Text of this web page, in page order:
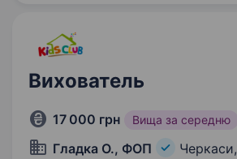
Вихователь
17 000 грн Вища за середню
Гладка О., ФОП
Черкаси,